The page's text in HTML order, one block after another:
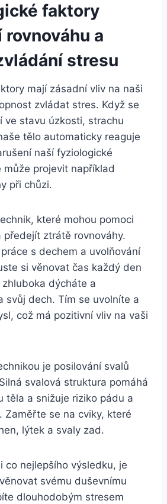
faktory
a
stresu
mají zásadní vliv na naši
zvládat stres. Když se
ve stavu úzkosti, strachu
tělo automaticky reaguje
naší fyziologické
může projevit například
při chůzi.
které mohou pomoci
ztrátě rovnováhy.
s dechem a uvolňování
si věnovat čas každý den
dýcháte a
svůj dech. Tím se uvolníte a
což má pozitivní vliv na vaši
je posilování svalů
svalová struktura pomáhá
těla a snižuje riziko pádu a
Zaměřte se na cviky, které
lýtek a svaly zad.
co nejlepšího výsledku, je
svému duševnímu
dlouhodobým stresem